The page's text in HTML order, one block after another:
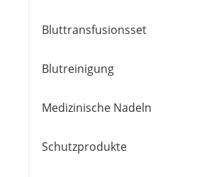
Bluttransfusionsset
Blutreinigung
Medizinische Nadeln
Schutzprodukte